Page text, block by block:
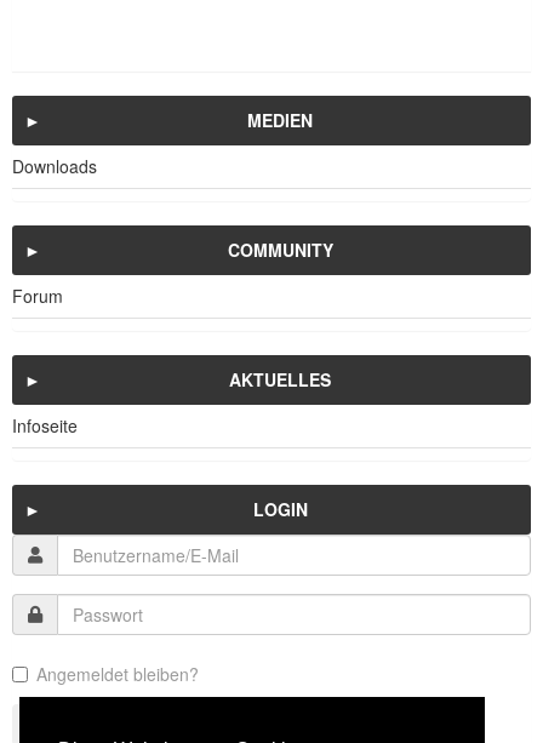
MEDIEN
Downloads
COMMUNITY
Forum
AKTUELLES
Infoseite
LOGIN
Angemeldet bleiben?